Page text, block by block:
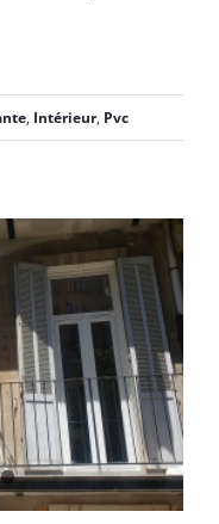
, Intérieur, Pvc